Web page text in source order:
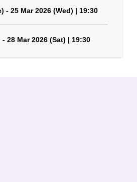
- 25 Mar 2026 (Wed) | 19:30
28 Mar 2026 (Sat) | 19:30